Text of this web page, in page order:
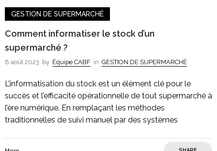
GESTION DE SUPERMARCHÉ
Comment informatiser le stock d’un
supermarché ?
8 août 2023 by Équipe CABF in GESTION DE SUPERMARCHÉ
L’informatisation du stock est un élément clé pour le
succès et l’efficacité opérationnelle de tout supermarché à
l’ère numérique. En remplaçant les méthodes
traditionnelles de suivi manuel par des systèmes